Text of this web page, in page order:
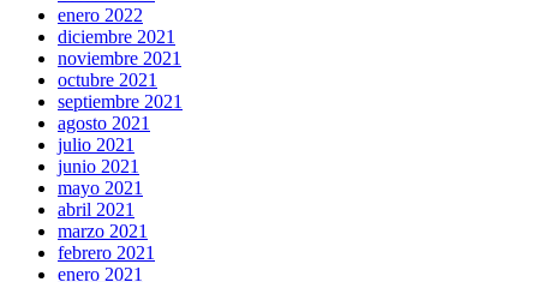
enero 2022
diciembre 2021
noviembre 2021
octubre 2021
septiembre 2021
agosto 2021
julio 2021
junio 2021
mayo 2021
abril 2021
marzo 2021
febrero 2021
enero 2021